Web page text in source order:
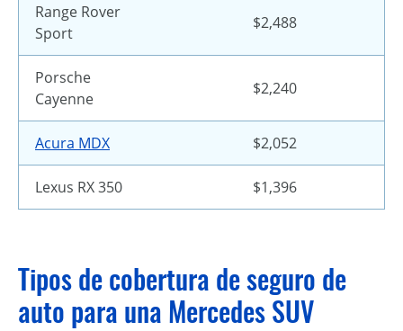
Range Rover
Sport
$2,488
Porsche
Cayenne
$2,240
Acura MDX $2,052
Lexus RX 350 $1,396
Tipos de cobertura de seguro de
auto para una Mercedes SUV